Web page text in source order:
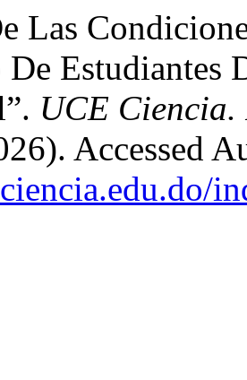
Las
De Estudiantes
UCE Ciencia.
Accessed